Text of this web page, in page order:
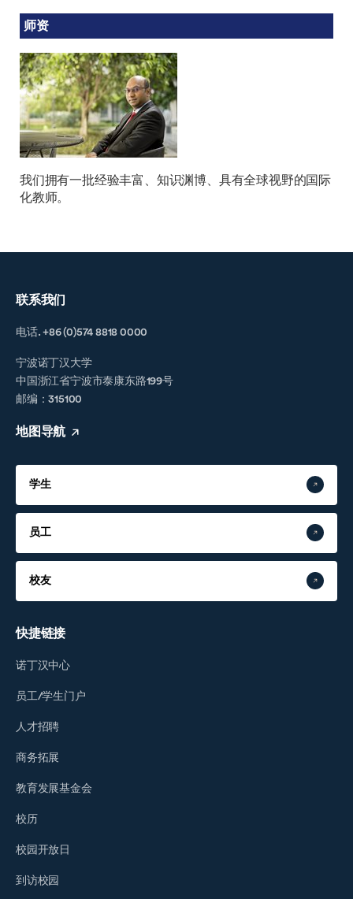
师资
我们拥有一批经验丰富、知识渊博、具有全球视野的国际
化教师。
联系我们
电话. +86 (0)574 8818 0000
宁波诺丁汉大学
中国浙江省宁波市泰康东路199号
邮编：315100
地图导航
学生
员工
校友
快捷链接
诺丁汉中心
员工/学生门户
人才招聘
商务拓展
教育发展基金会
校历
校园开放日
到访校园